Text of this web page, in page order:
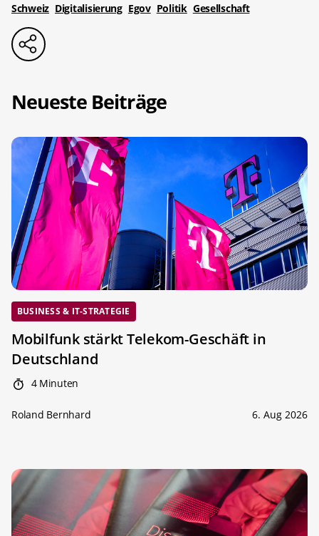
Schweiz Digitalisierung Egov Politik Gesellschaft
Neueste Beiträge
BUSINESS & IT-STRATEGIE
Mobilfunk stärkt Telekom-Geschäft in
Deutschland
4 Minuten
Roland Bernhard 6. Aug 2026